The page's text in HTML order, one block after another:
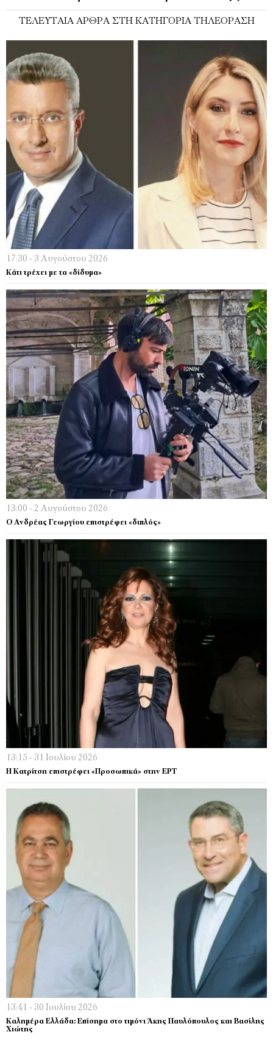
ΤΕΛΕΥΤΑΊΑ ΆΡΘΡΑ ΣΤΗ ΚΑΤΗΓΟΡΊΑ ΤΗΛΕΌΡΑΣΗ
17:30 - 3 Αυγούστου 2026
Κάτι τρέχει µε τα «δίδυµα»
13:00 - 2 Αυγούστου 2026
Ο Ανδρέας Γεωργίου επιστρέφει «διπλός»
13:15 - 31 Ιουλίου 2026
Η Κατρίτση επιστρέφει «Προσωπικά» στην ΕΡΤ
13:41 - 30 Ιουλίου 2026
Καλημέρα Ελλάδα: Επίσημα στο τιμόνι Άκης Παυλόπουλος και Βασίλης
Χιώτης